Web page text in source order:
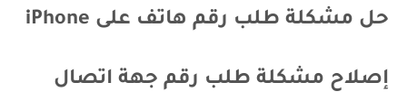
حل مشكلة طلب رقم هاتف على iPhone
إصلاح مشكلة طلب رقم جهة اتصال